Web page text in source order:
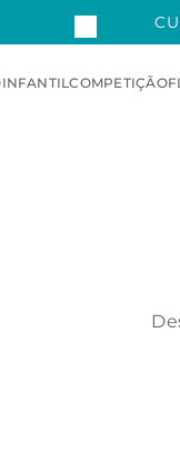
INFANTILCOMPETIÇÃO